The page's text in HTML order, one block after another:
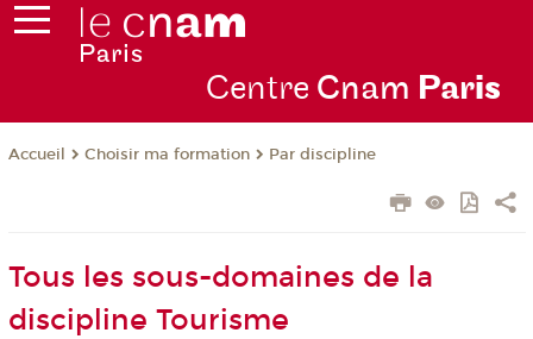
Centre Cnam Paris
Accueil Choisir ma formation Par discipline
Tous les sous-domaines de la
discipline Tourisme